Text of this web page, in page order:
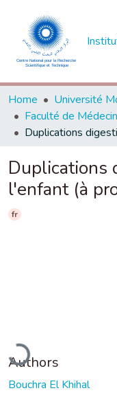
Home
Duplications
l'enfant (à
fr
Authors
Bouchra El Khihal